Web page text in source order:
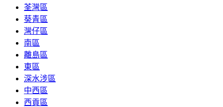
荃灣區
葵青區
灣仔區
南區
離島區
東區
深水涉區
中西區
西貢區